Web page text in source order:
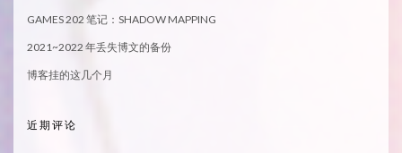
GAMES 202 笔记：SHADOW MAPPING
2021~2022 年丢失博文的备份
博客挂的这几个月
近期评论